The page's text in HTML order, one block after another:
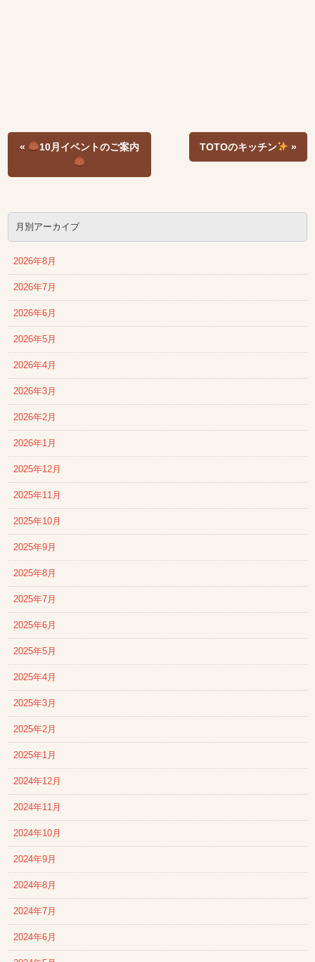
« 10月イベントのご案内 TOTOのキッチン »
月別アーカイブ
2026年8月
2026年7月
2026年6月
2026年5月
2026年4月
2026年3月
2026年2月
2026年1月
2025年12月
2025年11月
2025年10月
2025年9月
2025年8月
2025年7月
2025年6月
2025年5月
2025年4月
2025年3月
2025年2月
2025年1月
2024年12月
2024年11月
2024年10月
2024年9月
2024年8月
2024年7月
2024年6月